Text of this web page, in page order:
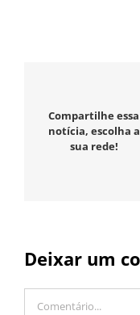
Compartilhe essa
notícia, escolha a
sua rede!
Deixar um